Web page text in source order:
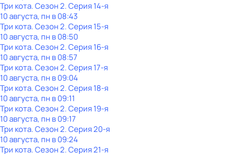
Три кота. Сезон 2. Серия 14-я
10 августа, пн в 08:43
Три кота. Сезон 2. Серия 15-я
10 августа, пн в 08:50
Три кота. Сезон 2. Серия 16-я
10 августа, пн в 08:57
Три кота. Сезон 2. Серия 17-я
10 августа, пн в 09:04
Три кота. Сезон 2. Серия 18-я
10 августа, пн в 09:11
Три кота. Сезон 2. Серия 19-я
10 августа, пн в 09:17
Три кота. Сезон 2. Серия 20-я
10 августа, пн в 09:24
Три кота. Сезон 2. Серия 21-я